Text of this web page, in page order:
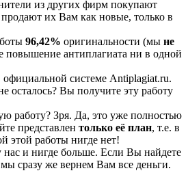
из других фирм покупают
их Вам как новые, только в
96,42% оригинальности (мы не
повышение антиплагиата ни в одной
системе Аntiplagiat.ru.
осталось? Вы получите эту работу
работу? Зря. Да, это уже полностью
представлен только её план, т.е. в
этой работы нигде нет!
нас и нигде больше. Если Вы найдете
сразу же вернем Вам все деньги.